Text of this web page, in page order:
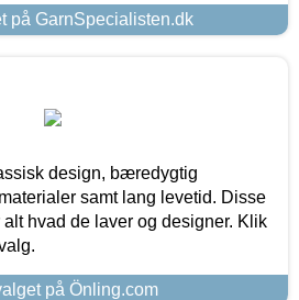
på GarnSpecialisten.dk
design, bæredygtig
samt lang levetid. Disse
hvad de laver og designer. Klik
på Önling.com